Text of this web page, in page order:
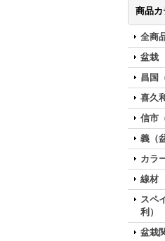
商品カ
全商
盆栽
昌国
喜久
信市
義（
カラ
線材
スペ
利）
盆栽